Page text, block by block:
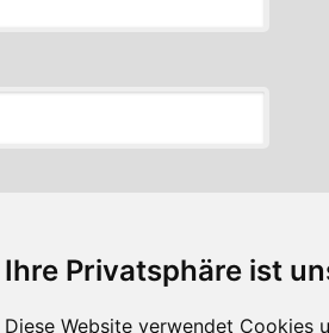
Ihre Privatsphäre ist
Diese Website verwendet Cookies